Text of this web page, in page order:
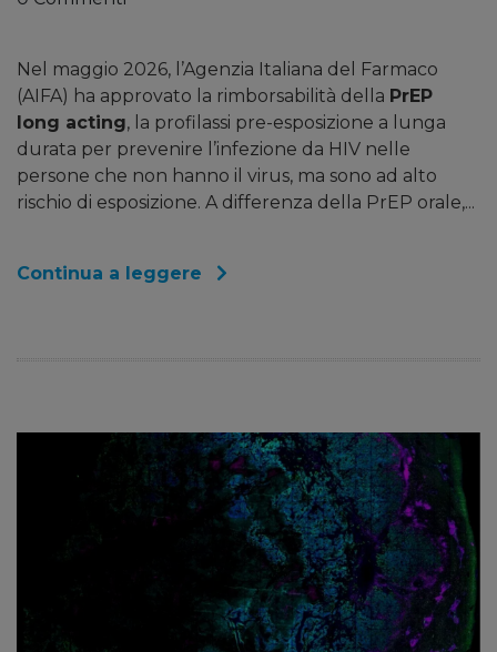
Nel maggio 2026, l’Agenzia Italiana del Farmaco
(AIFA) ha approvato la rimborsabilità della PrEP
long acting, la profilassi pre-esposizione a lunga
durata per prevenire l’infezione da HIV nelle
persone che non hanno il virus, ma sono ad alto
rischio di esposizione. A differenza della PrEP orale,...
Continua a leggere